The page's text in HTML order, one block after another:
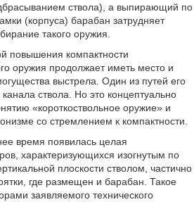
ствола), а выпирающий по
(корпуса) барабан затрудняет
такого оружия.
повышения компактности
оружия продолжает иметь место и
выстрела. Один из путей его
ствола. Но это концептуально
«короткоствольное оружие» и
со стремлением к компактности.
время появилась целая
характеризующихся изогнутым по
плоскости стволом, частично
где размещен и барабан. Такое
заявляемого технического